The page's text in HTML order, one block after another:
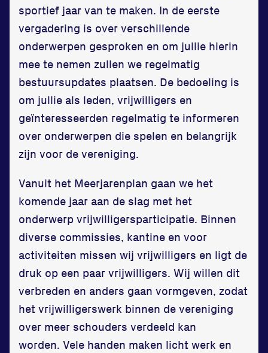
Running
Zet een personal record
in onze gym
Fitness
Updates
Atleten
Vereniging
Contact
sportief jaar van te maken. In de eerste
vergadering is over verschillende
onderwerpen gesproken en om jullie hierin
mee te nemen zullen we regelmatig
bestuursupdates plaatsen. De bedoeling is
om jullie als leden, vrijwilligers en
geïnteresseerden regelmatig te informeren
over onderwerpen die spelen en belangrijk
zijn voor de vereniging.
Vanuit het Meerjarenplan gaan we het
komende jaar aan de slag met het
onderwerp vrijwilligersparticipatie. Binnen
diverse commissies, kantine en voor
activiteiten missen wij vrijwilligers en ligt de
druk op een paar vrijwilligers. Wij willen dit
verbreden en anders gaan vormgeven, zodat
het vrijwilligerswerk binnen de vereniging
over meer schouders verdeeld kan
worden. Vele handen maken licht werk en